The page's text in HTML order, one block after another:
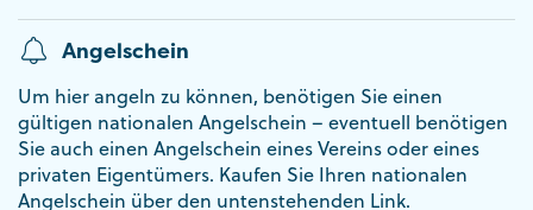
Angelschein
Um hier angeln zu können, benötigen Sie einen
gültigen nationalen Angelschein – eventuell benötigen
Sie auch einen Angelschein eines Vereins oder eines
privaten Eigentümers. Kaufen Sie Ihren nationalen
Angelschein über den untenstehenden Link.